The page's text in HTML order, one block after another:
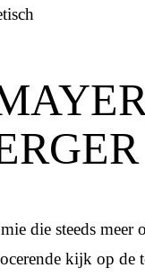
die steeds
kijk op de